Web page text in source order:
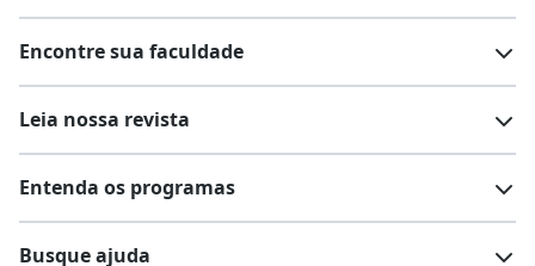
Cursos técnicos
Escolas
Encontre sua faculdade
Comunidade Quero
Leia nossa revista
Entenda os programas
Busque ajuda